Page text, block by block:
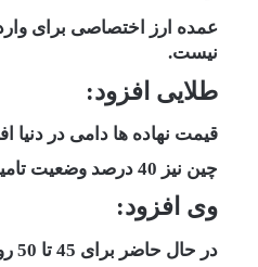
عمده ارز اختصاصی برای
نیست.
طلایی افزود:
قیمت نهاده ها دامی در
چین نیز 40 درصد وضعیت تامین نهاده های خود را افزایش داده است.
وی افزود:
در حال حاضر برای 45 تا 50 روز آینده مشکلی برای تامین نهاده ها البته به غیر از جو وجود ندارد،